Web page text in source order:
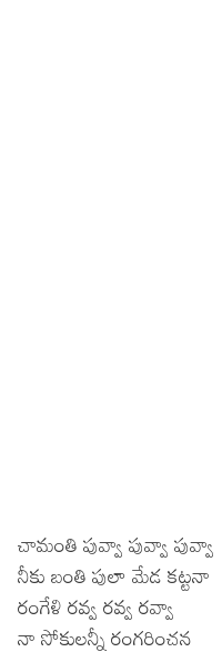
చామంతి పువ్వా పువ్వా పువ్వా
నీకు బంతి పులా మేడ కట్టనా
రంగేళి రవ్వ రవ్వ రవ్వా
నా సోకులన్నీ రంగరించన